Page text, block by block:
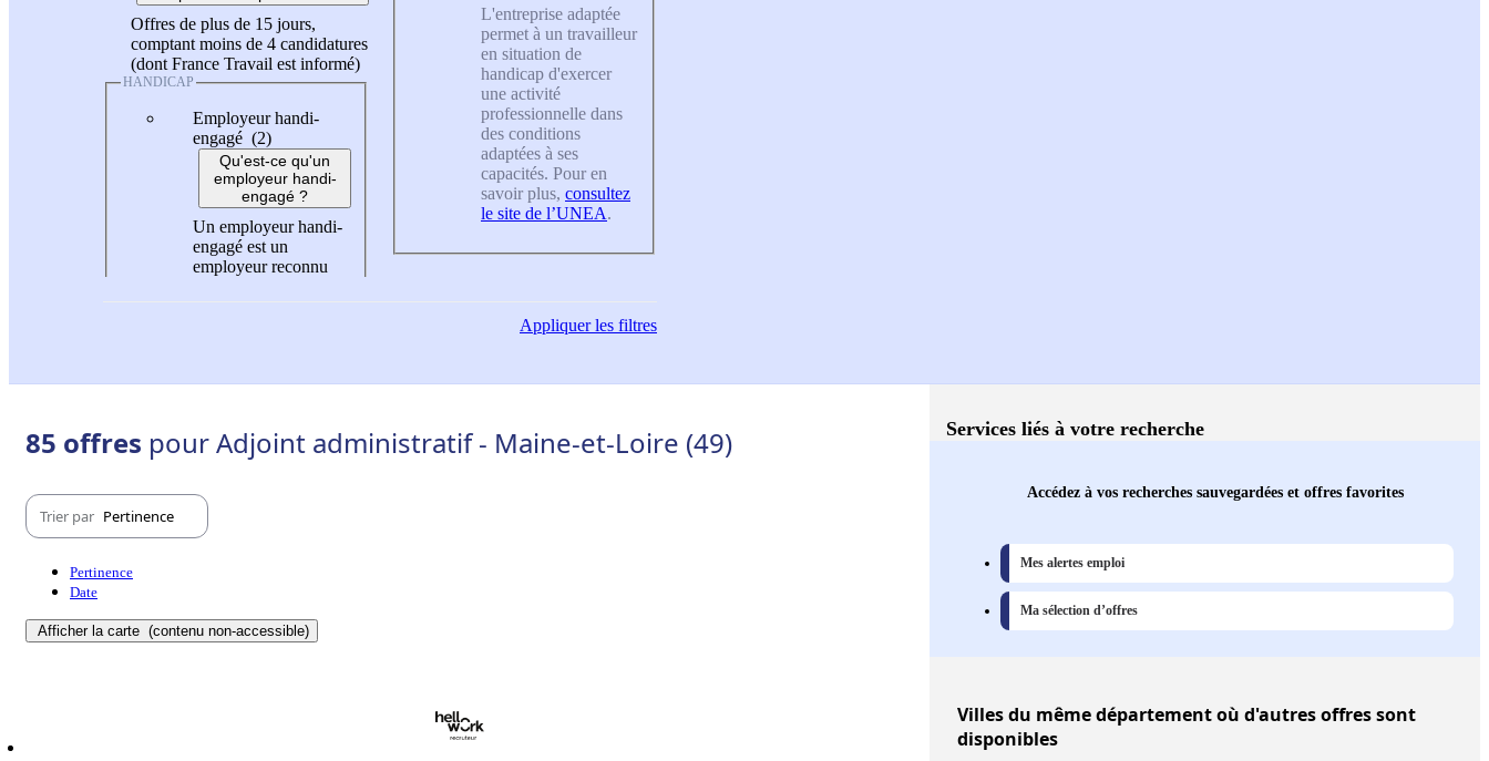
Offres de plus de 15 jours,
comptant moins de 4 candidatures
(dont France Travail est informé)
HANDICAP
Employeur handi-
engagé (2)
Qu'est-ce qu'un
employeur handi-
engagé ?
Un employeur handi-
engagé est un
employeur reconnu
L'entreprise adaptée
permet à un travailleur
en situation de
handicap d'exercer
une activité
professionnelle dans
des conditions
adaptées à ses
capacités. Pour en
savoir plus, consultez
le site de l’UNEA.
Appliquerles filtres
85 offres pour Adjoint administratif - Maine-et-Loire (49)
Trier par Pertinence
Pertinence
Date
Afficher la carte (contenu non-accessible)
Services liés à votre recherche
Accédez à vos recherches sauvegardées et offres favorites
Mes alertes emploi
Ma sélection d’offres
Villesdu même département où d'autres offres sont
disponibles